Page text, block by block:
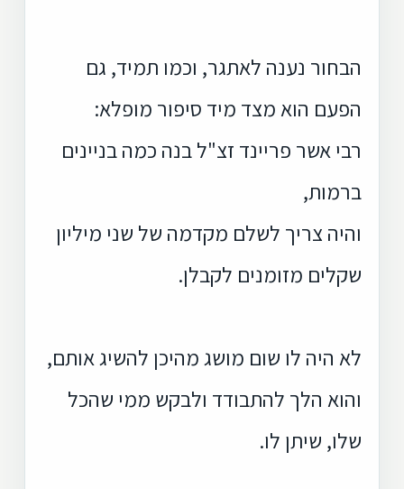
הבחור נענה לאתגר, וכמו תמיד, גם
הפעם הוא מצד מיד סיפור מופלא:
רבי אשר פריינד זצ"ל בנה כמה בניינים
ברמות,
והיה צריך לשלם מקדמה של שני מיליון
שקלים מזומנים לקבלן.
לא היה לו שום מושג מהיכן להשיג אותם,
והוא הלך להתבודד ולבקש ממי שהכל
שלו, שיתן לו.